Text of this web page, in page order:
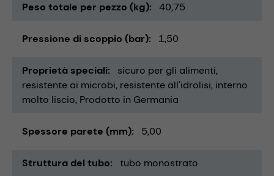
Peso totale per pezzo (kg) 40,75
Pressione di scoppio (bar) 1,50
Proprietà speciali
sicuro per gli alimenti
resistente ai microbi resistente all'idrolisi interno
molto liscio Prodotto in Germania
Spessore parete (mm) 5,00
Struttura del tubo tubo monostrato